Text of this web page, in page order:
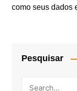
como seus dados
Pesquisar